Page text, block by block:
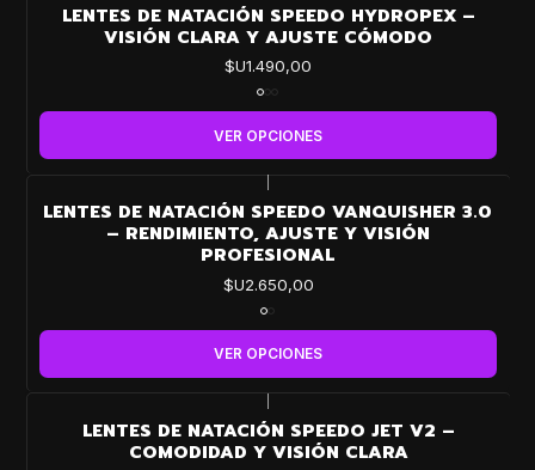
LENTES DE NATACIÓN SPEEDO HYDROPEX –
VISIÓN CLARA Y AJUSTE CÓMODO
$U1.490,00
VER OPCIONES
LENTES DE NATACIÓN SPEEDO VANQUISHER 3.0
– RENDIMIENTO, AJUSTE Y VISIÓN
PROFESIONAL
$U2.650,00
VER OPCIONES
LENTES DE NATACIÓN SPEEDO JET V2 –
COMODIDAD Y VISIÓN CLARA